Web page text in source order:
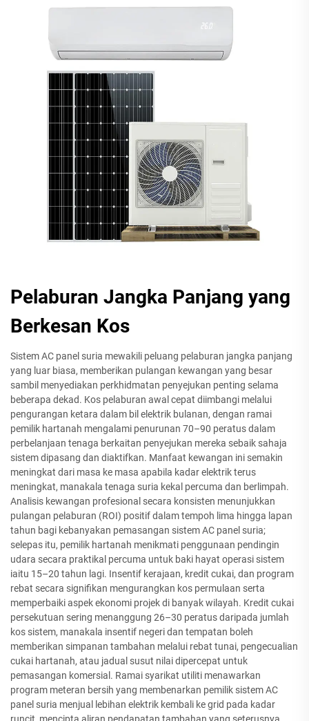
Pelaburan Jangka Panjang yang
Berkesan Kos
Sistem AC panel suria mewakili peluang pelaburan jangka panjang
yang luar biasa, memberikan pulangan kewangan yang besar
sambil menyediakan perkhidmatan penyejukan penting selama
beberapa dekad. Kos pelaburan awal cepat diimbangi melalui
pengurangan ketara dalam bil elektrik bulanan, dengan ramai
pemilik hartanah mengalami penurunan 70–90 peratus dalam
perbelanjaan tenaga berkaitan penyejukan mereka sebaik sahaja
sistem dipasang dan diaktifkan. Manfaat kewangan ini semakin
meningkat dari masa ke masa apabila kadar elektrik terus
meningkat, manakala tenaga suria kekal percuma dan berlimpah.
Analisis kewangan profesional secara konsisten menunjukkan
pulangan pelaburan (ROI) positif dalam tempoh lima hingga lapan
tahun bagi kebanyakan pemasangan sistem AC panel suria;
selepas itu, pemilik hartanah menikmati penggunaan pendingin
udara secara praktikal percuma untuk baki hayat operasi sistem
iaitu 15–20 tahun lagi. Insentif kerajaan, kredit cukai, dan program
rebat secara signifikan mengurangkan kos permulaan serta
memperbaiki aspek ekonomi projek di banyak wilayah. Kredit cukai
persekutuan sering menanggung 26–30 peratus daripada jumlah
kos sistem, manakala insentif negeri dan tempatan boleh
memberikan simpanan tambahan melalui rebat tunai, pengecualian
cukai hartanah, atau jadual susut nilai dipercepat untuk
pemasangan komersial. Ramai syarikat utiliti menawarkan
program meteran bersih yang membenarkan pemilik sistem AC
panel suria menjual lebihan elektrik kembali ke grid pada kadar